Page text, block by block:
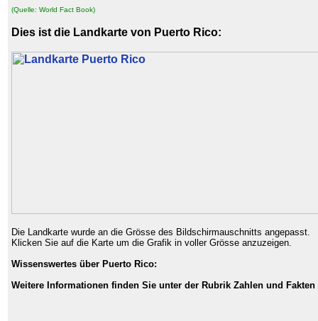
(Quelle: World Fact Book)
Dies ist die Landkarte von Puerto Rico:
Die Landkarte wurde an die Grösse des Bildschirmauschnitts angepasst.
Klicken Sie auf die Karte um die Grafik in voller Grösse anzuzeigen.
Wissenswertes über Puerto Rico:
Weitere Informationen finden Sie unter der Rubrik Zahlen und Fakten